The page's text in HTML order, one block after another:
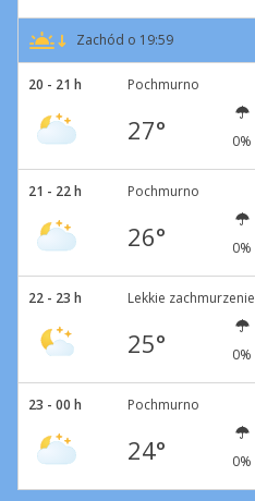
Zachód o 19:59
20 - 21 h Pochmurno
27° 0%
21 - 22 h Pochmurno
26° 0%
22 - 23 h Lekkie zachmurzenie
25° 0%
23 - 00 h Pochmurno
24° 0%